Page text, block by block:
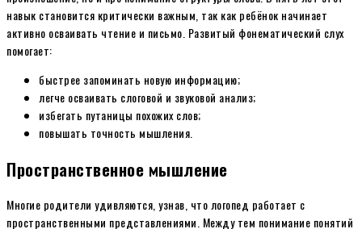
навык становится критически важным, так как ребёнок начинает
активно осваивать чтение и письмо. Развитый фонематический слух
помогает:
быстрее запоминать новую информацию;
легче осваивать слоговой и звуковой анализ;
избегать путаницы похожих слов;
повышать точность мышления.
Пространственное мышление
Многие родители удивляются, узнав, что логопед работает с
пространственными представлениями. Между тем понимание понятий